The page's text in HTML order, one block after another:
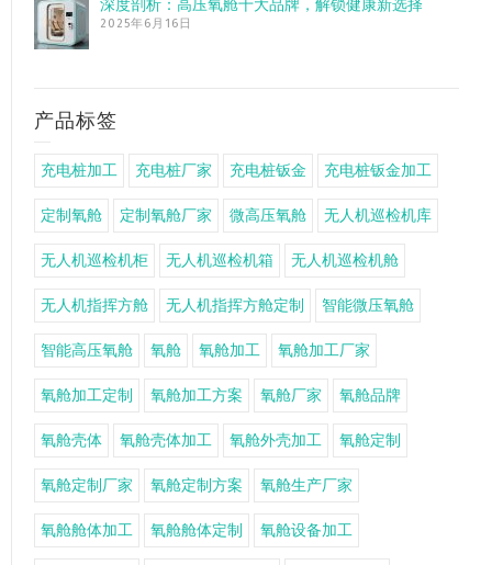
深度剖析：高压氧舱十大品牌，解锁健康新选择
2025年6月16日
产品标签
充电桩加工 充电桩厂家 充电桩钣金 充电桩钣金加工
定制氧舱 定制氧舱厂家 微高压氧舱 无人机巡检机库
无人机巡检机柜 无人机巡检机箱 无人机巡检机舱
无人机指挥方舱 无人机指挥方舱定制 智能微压氧舱
智能高压氧舱 氧舱 氧舱加工 氧舱加工厂家
氧舱加工定制 氧舱加工方案 氧舱厂家 氧舱品牌
氧舱壳体 氧舱壳体加工 氧舱外壳加工 氧舱定制
氧舱定制厂家 氧舱定制方案 氧舱生产厂家
氧舱舱体加工 氧舱舱体定制 氧舱设备加工